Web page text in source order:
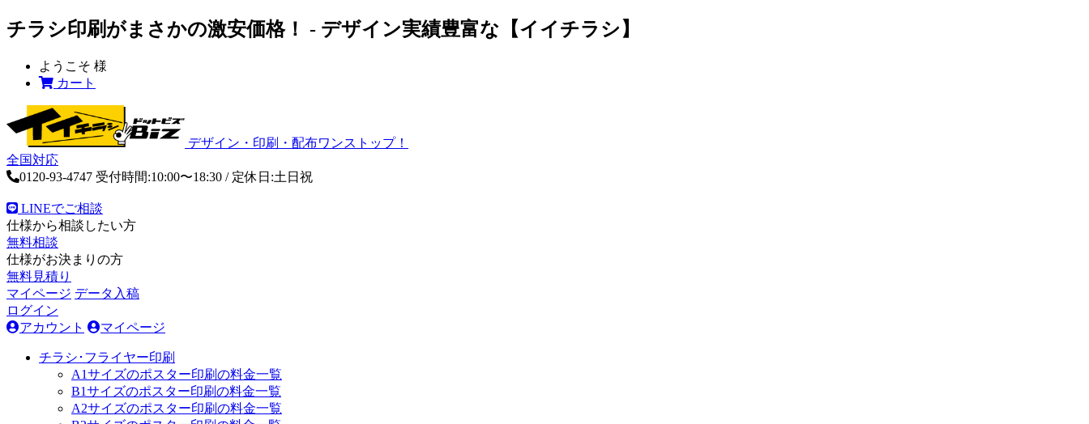
チラシ印刷がまさかの激安価格！ - デザイン実績豊富な【イイチラシ】
ようこそ 様
カート
デザイン・印刷・配布ワンストップ！
全国対応
0120-93-4747 受付時間:10:00〜18:30 / 定休日:土日祝
LINEでご相談
仕様から相談したい方
無料相談
仕様がお決まりの方
無料見積り
マイページ データ入稿
ログイン
アカウント
マイページ
チラシ･フライヤー印刷
A1サイズのポスター印刷の料金一覧
B1サイズのポスター印刷の料金一覧
A2サイズのポスター印刷の料金一覧